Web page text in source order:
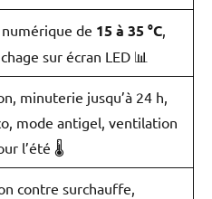
de 15 à 35 °C,
sur écran LED 📊
minuterie jusqu’à 24 h,
mode antigel, ventilation
l’été 🌡️
contre surchauffe,